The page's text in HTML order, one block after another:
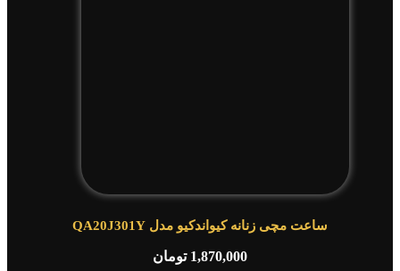
ساعت مچی زنانه کیواندکیو مدل QA20J301Y
1,870,000 تومان